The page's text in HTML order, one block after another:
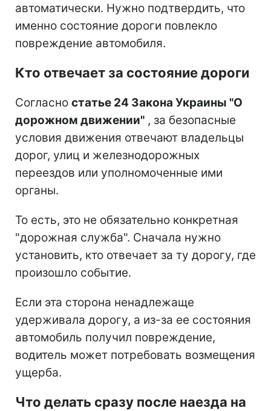
автоматически. Нужно подтвердить, что
именно состояние дороги повлекло
повреждение автомобиля.
Кто отвечает за состояние дороги
Согласно статье 24 Закона Украины "О
дорожном движении" , за безопасные
условия движения отвечают владельцы
дорог, улиц и железнодорожных
переездов или уполномоченные ими
органы.
То есть, это не обязательно конкретная
"дорожная служба". Сначала нужно
установить, кто отвечает за ту дорогу, где
произошло событие.
Если эта сторона ненадлежаще
удерживала дорогу, а из-за ее состояния
автомобиль получил повреждение,
водитель может потребовать возмещения
ущерба.
Что делать сразу после наезда на